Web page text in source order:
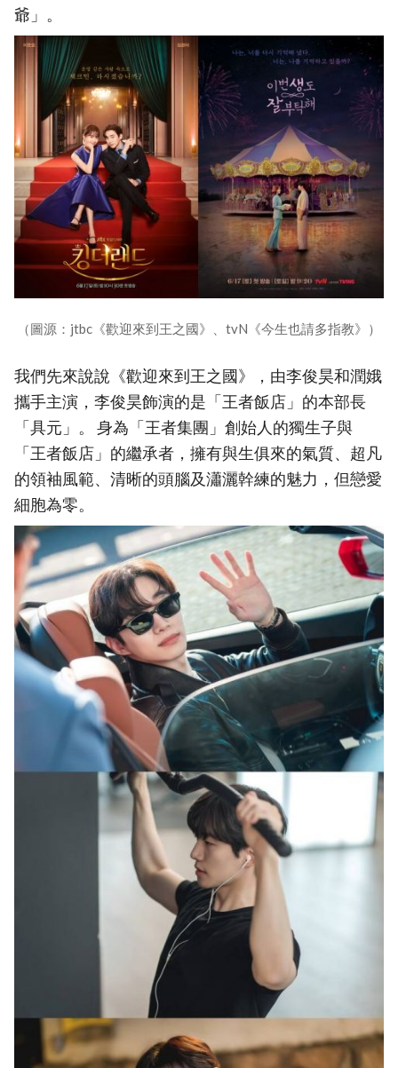
爺」。
（圖源：jtbc《歡迎來到王之國》、tvN《今生也請多指教》）
我們先來說說《歡迎來到王之國》，由李俊昊和潤娥
攜手主演，李俊昊飾演的是「王者飯店」的本部長
「具元」。 身為「王者集團」創始人的獨生子與
「王者飯店」的繼承者，擁有與生俱來的氣質、超凡
的領袖風範、清晰的頭腦及瀟灑幹練的魅力，但戀愛
細胞為零。